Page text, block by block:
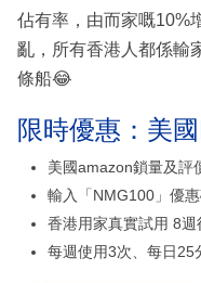
佔有率，由而家嘅10%
亂，所有香港人都係輸
條船😂
限時優惠：美
美國amazon鎖量及評
輸入「NMG100」優
香港用家真實試用 8
每週使用3次、每日25